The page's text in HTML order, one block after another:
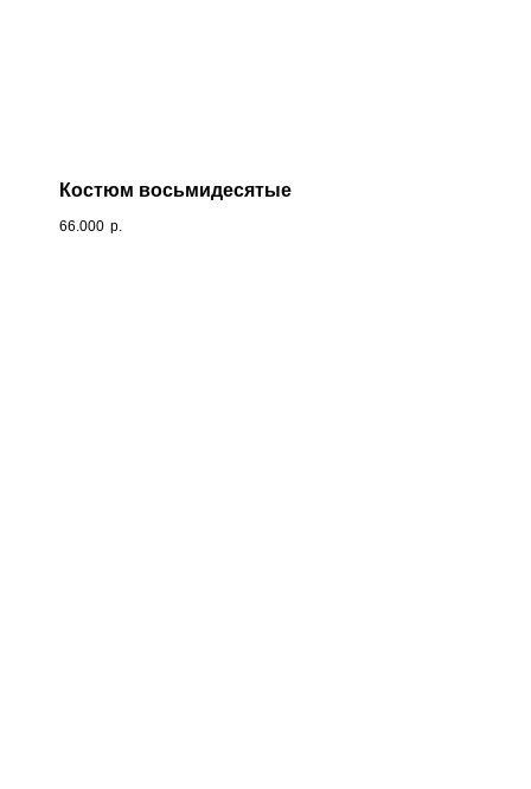
Костюм восьмидесятые
66.000 р.